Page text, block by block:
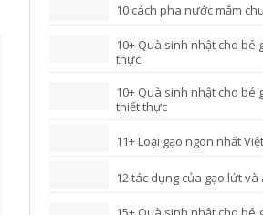
10 cách pha nước mắm
10+ Quà sinh nhật cho bé
thực
10+ Quà sinh nhật cho bé
thiết thực
11+ Loại gạo ngon nhất
12 tác dụng của gạo lứt